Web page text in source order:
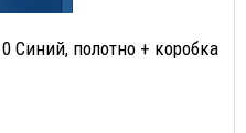
Синий, полотно + коробка